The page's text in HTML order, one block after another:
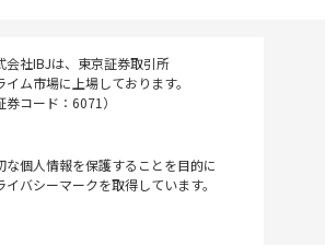
会社IBJは、東京証券取引所
イム市場に上場しております。
券コード：6071）
な個人情報を保護することを目的に
イバシーマークを取得しています。